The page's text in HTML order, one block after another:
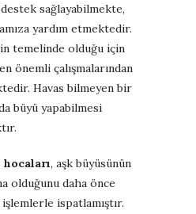
sağlayabilmekte,
yardım etmektedir.
temelinde olduğu için
önemli çalışmalarından
Havas bilmeyen bir
büyü yapabilmesi
, aşk büyüsünün
olduğunu daha önce
ispatlamıştır.